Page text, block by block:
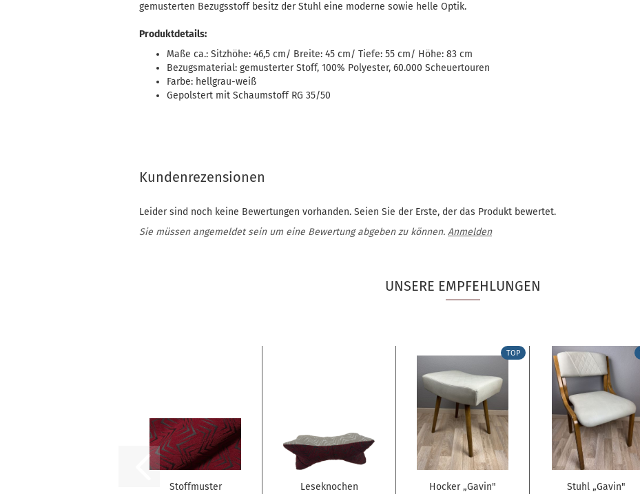
gemusterten Bezugsstoff besitz der Stuhl eine moderne sowie helle Optik.
Produktdetails:
Maße ca.: Sitzhöhe: 46,5 cm/ Breite: 45 cm/ Tiefe: 55 cm/ Höhe: 83 cm
Bezugsmaterial: gemusterter Stoff, 100% Polyester, 60.000 Scheuertouren
Farbe: hellgrau-weiß
Gepolstert mit Schaumstoff RG 35/50
Kundenrezensionen
Leider sind noch keine Bewertungen vorhanden. Seien Sie der Erste, der das Produkt bewertet.
Sie müssen angemeldet sein um eine Bewertung abgeben zu können. Anmelden
UNSERE EMPFEHLUNGEN
Stoffmuster Leseknochen
TOP
Hocker „Gavin" Stuhl „Gavin"